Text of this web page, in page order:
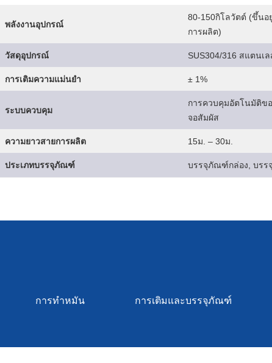
พลังงานอุปกรณ์
80-150กิโลวัตต์ (ขึ้นอ
การผลิต)
วัสดุอุปกรณ์ SUS304/316 สแตนเ
การเติมความแม่นยำ ± 1%
ระบบควบคุม
การควบคุมอัตโนมัติข
จอสัมผัส
ความยาวสายการผลิต 15ม. – 30ม.
ประเภทบรรจุภัณฑ์ บรรจุภัณฑ์กล่อง, บร
การทำหมัน การเติมและบรรจุภัณฑ์